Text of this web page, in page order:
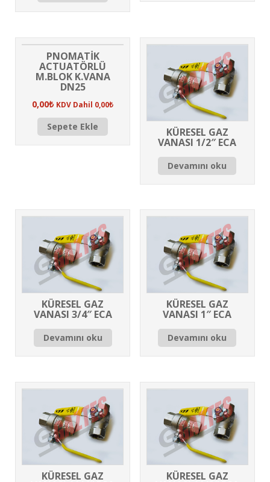
PNOMATİK
ACTUATÖRLÜ
M.BLOK K.VANA
DN25
0,00₺ KDV Dahil 0,00₺
Sepete Ekle KÜRESEL GAZ
VANASI 1/2″ ECA
Devamını oku
KÜRESEL GAZ
VANASI 3/4″ ECA
Devamını oku
KÜRESEL GAZ
VANASI 1″ ECA
Devamını oku
KÜRESEL GAZ KÜRESEL GAZ